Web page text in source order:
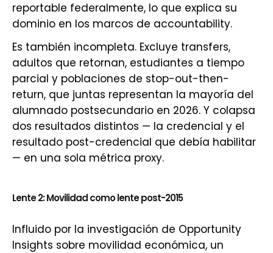
reportable federalmente, lo que explica su
dominio en los marcos de accountability.
Es también incompleta. Excluye transfers,
adultos que retornan, estudiantes a tiempo
parcial y poblaciones de stop-out-then-
return, que juntas representan la mayoría del
alumnado postsecundario en 2026. Y colapsa
dos resultados distintos — la credencial y el
resultado post-credencial que debía habilitar
— en una sola métrica proxy.
Lente 2: Movilidad como lente post-2015
Influido por la investigación de Opportunity
Insights sobre movilidad económica, un